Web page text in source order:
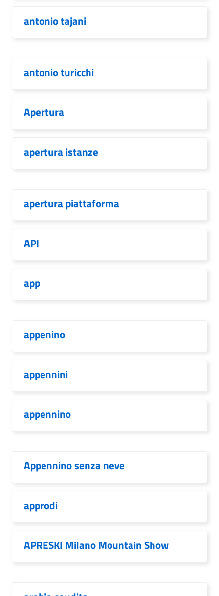
antonio tajani
antonio turicchi
Apertura
apertura istanze
apertura piattaforma
API
app
appenino
appennini
appennino
Appennino senza neve
approdi
APRESKI Milano Mountain Show